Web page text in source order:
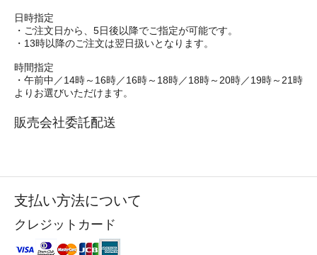
日時指定
・ご注文日から、5日後以降でご指定が可能です。
・13時以降のご注文は翌日扱いとなります。
時間指定
・午前中／14時～16時／16時～18時／18時～20時／19時～21時
よりお選びいただけます。
販売会社委託配送
支払い方法について
クレジットカード